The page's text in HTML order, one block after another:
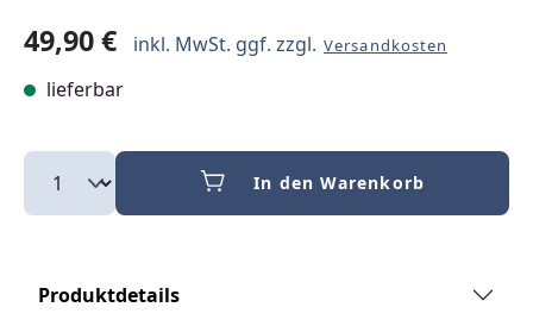
49,90 € inkl. MwSt. ggf. zzgl. Versandkosten
lieferbar
In den Warenkorb
Produktdetails